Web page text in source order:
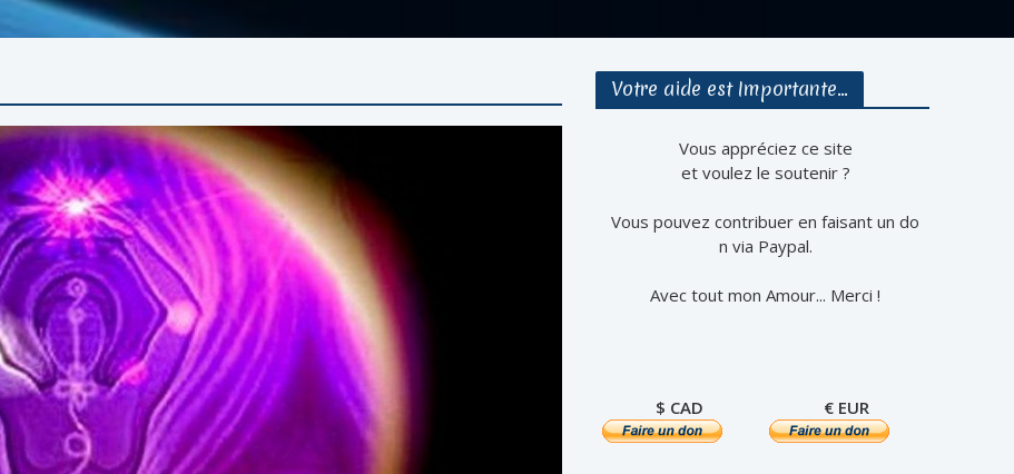
Votre aide est Importante…
Vous appréciez ce site
et voulez le soutenir ?
Vous pouvez contribuer en faisant un do
n via Paypal.
Avec tout mon Amour... Merci !
$ CAD € EUR